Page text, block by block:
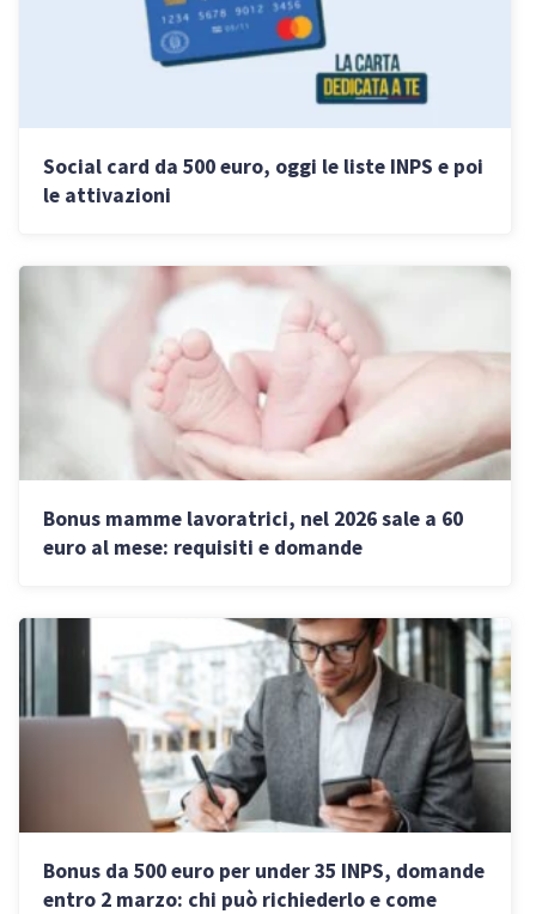
Social card da 500 euro, oggi le liste INPS e poi
le attivazioni
Bonus mamme lavoratrici, nel 2026 sale a 60
euro al mese: requisiti e domande
Bonus da 500 euro per under 35 INPS, domande
entro 2 marzo: chi può richiederlo e come